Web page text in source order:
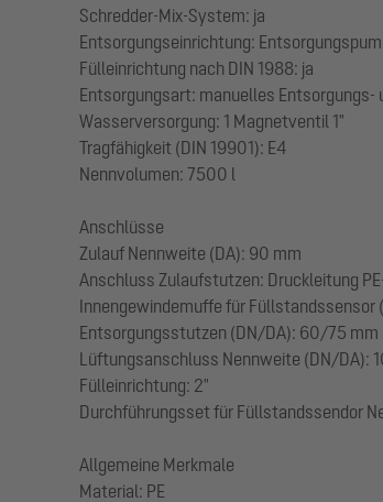
Schredder-Mix-System: ja
Entsorgungseinrichtung:
Fülleinrichtung nach DIN 1988: ja
Entsorgungsart: manuelles Entsorgungs-
Wasserversorgung: 1 Magnetventil 1"
Tragfähigkeit (DIN 19901): E4
Nennvolumen: 7500 l
Anschlüsse
Zulauf Nennweite (DA): 90 mm
Anschluss Zulaufstutzen: Druckleitung PE-
Innengewindemuffe für Füllstandssensor
Entsorgungsstutzen (DN/DA): 60/75 mm
Lüftungsanschluss Nennweite (DN/DA):
Fülleinrichtung: 2"
Durchführungsset für Füllstandssendor
Allgemeine Merkmale
Material: PE